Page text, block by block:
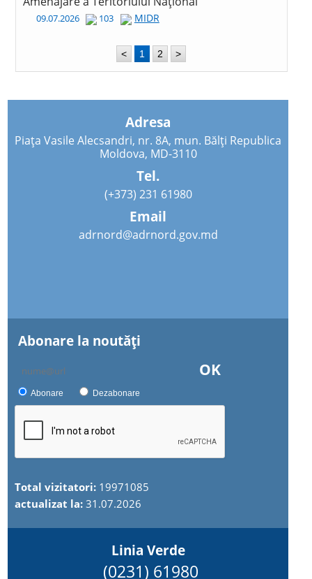
09.07.2026 103 MIDR
< 1 2 >
Adresa
Piața Vasile Alecsandri, nr. 8A, mun. Bălți Republica
Moldova, MD-3110
Tel.
(+373) 231 61980
Email
adrnord@adrnord.gov.md
Abonare la noutăţi
OK
Abonare Dezabonare
Total vizitatori: 19971085
actualizat la:31.07.2026
Linia Verde
(0231) 61980